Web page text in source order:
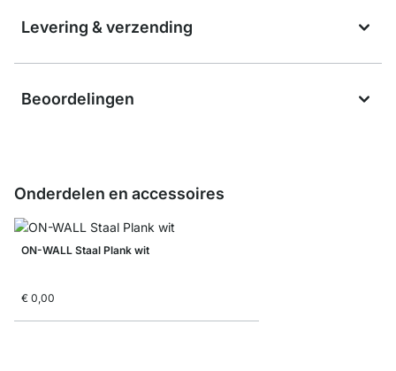
Levering & verzending
Beoordelingen
Onderdelen en accessoires
ON-WALL Staal Plank wit
€ 0,00